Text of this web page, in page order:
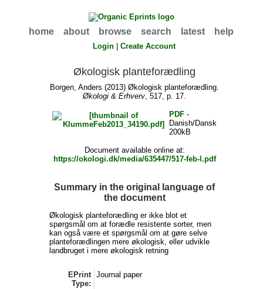
home about browse search latest help
Login |Create Account
Økologisk planteforædling
Borgen, Anders (2013) Økologisk planteforædling.
Økologi & Erhverv, 517, p. 17.
PDF-
Danish/Dansk
200kB
Document available online at:
https://okologi.dk/media/635447/517-feb-l.pdf
Summary in the original language of
the document
Økologisk planteforædling er ikke blot et
spørgsmål om at forædle resistente sorter, men
kan også være et spørgsmål om at gøre selve
planteforædlingen mere økologisk, eller udvikle
landbruget i mere økologisk retning
EPrint
Type:
Journal paper